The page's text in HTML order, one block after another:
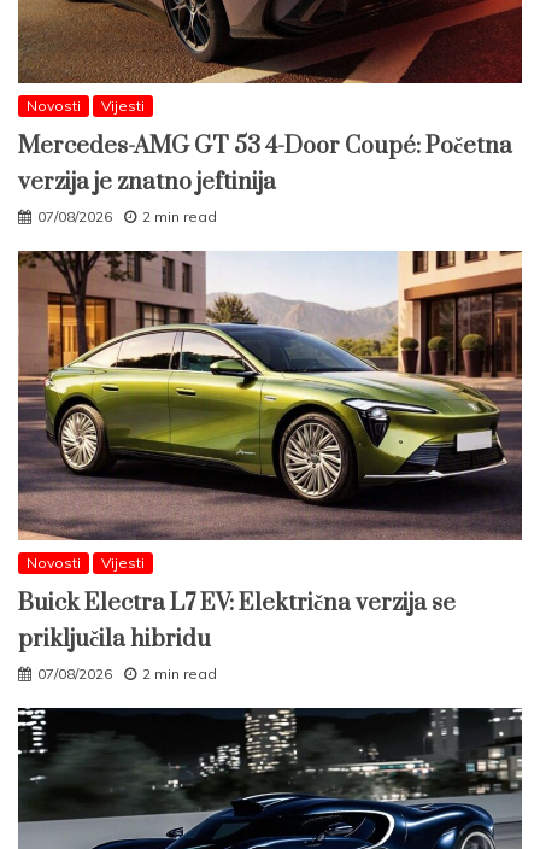
Novosti Vijesti
Mercedes-AMG GT 53 4-Door Coupé: Početna
verzija je znatno jeftinija
07/08/2026 2 min read
Novosti Vijesti
Buick Electra L7 EV: Električna verzija se
priključila hibridu
07/08/2026 2 min read